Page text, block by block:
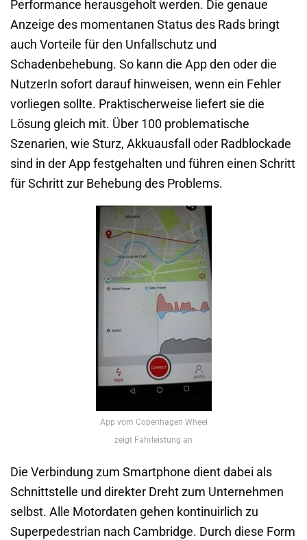
Performance herausgeholt werden. Die genaue
Anzeige des momentanen Status des Rads bringt
auch Vorteile für den Unfallschutz und
Schadenbehebung. So kann die App den oder die
NutzerIn sofort darauf hinweisen, wenn ein Fehler
vorliegen sollte. Praktischerweise liefert sie die
Lösung gleich mit. Über 100 problematische
Szenarien, wie Sturz, Akkuausfall oder Radblockade
sind in der App festgehalten und führen einen Schritt
für Schritt zur Behebung des Problems.
App vom Copenhagen Wheel
zeigt Fahrleistung an
Die Verbindung zum Smartphone dient dabei als
Schnittstelle und direkter Dreht zum Unternehmen
selbst. Alle Motordaten gehen kontinuirlich zu
Superpedestrian nach Cambridge. Durch diese Form